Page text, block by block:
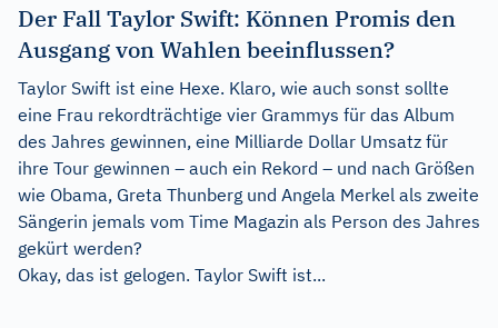
Der Fall Taylor Swift: Können Promis den
Ausgang von Wahlen beeinflussen?
Taylor Swift ist eine Hexe. Klaro, wie auch sonst sollte
eine Frau rekordträchtige vier Grammys für das Album
des Jahres gewinnen, eine Milliarde Dollar Umsatz für
ihre Tour gewinnen – auch ein Rekord – und nach Größen
wie Obama, Greta Thunberg und Angela Merkel als zweite
Sängerin jemals vom Time Magazin als Person des Jahres
gekürt werden?
Okay, das ist gelogen. Taylor Swift ist...